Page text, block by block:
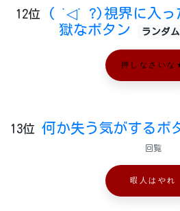
12位
( ˙◁˙ ?)視界に入っ
獄なボタン
ランダム
押しなさいな
13位 何か失う気がするボ
回覧
暇人はやれ